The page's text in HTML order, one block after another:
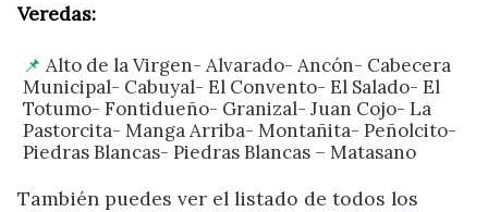
Veredas:
Alto de la Virgen- Alvarado- Ancón- Cabecera
Municipal- Cabuyal- El Convento- El Salado- El
Totumo- Fontidueño- Granizal- Juan Cojo- La
Pastorcita- Manga Arriba- Montañita- Peñolcito-
Piedras Blancas- Piedras Blancas – Matasano
También puedes ver el listado de todos los